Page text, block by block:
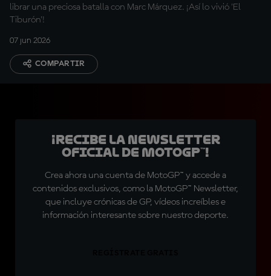
librar una preciosa batalla con Marc Márquez. ¡Así lo vivió 'El
Tiburón'!
07 jun 2026
COMPARTIR
¡Recibe la Newsletter
oficial de MotoGP™!
Crea ahora una cuenta de MotoGP™ y accede a
contenidos exclusivos, como la MotoGP™ Newsletter,
que incluye crónicas de GP, vídeos increíbles e
información interesante sobre nuestro deporte.